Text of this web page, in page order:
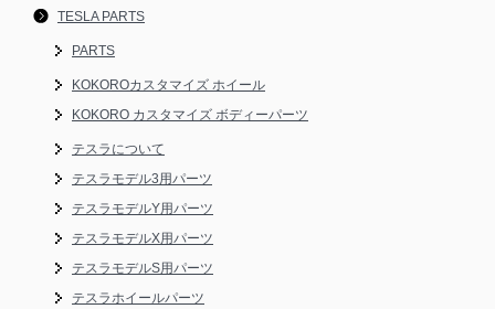
TESLA PARTS
PARTS
KOKOROカスタマイズ ホイール
KOKORO カスタマイズ ボディーパーツ
テスラについて
テスラモデル3用パーツ
テスラモデルY用パーツ
テスラモデルX用パーツ
テスラモデルS用パーツ
テスラホイールパーツ